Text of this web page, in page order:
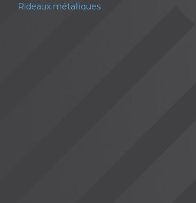
Rideaux métalliques